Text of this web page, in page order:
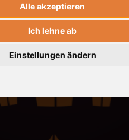
Alle akzeptieren
Ich lehne ab
Einstellungen ändern